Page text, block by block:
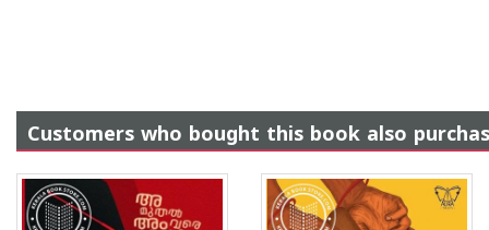
Customers who bought this book also